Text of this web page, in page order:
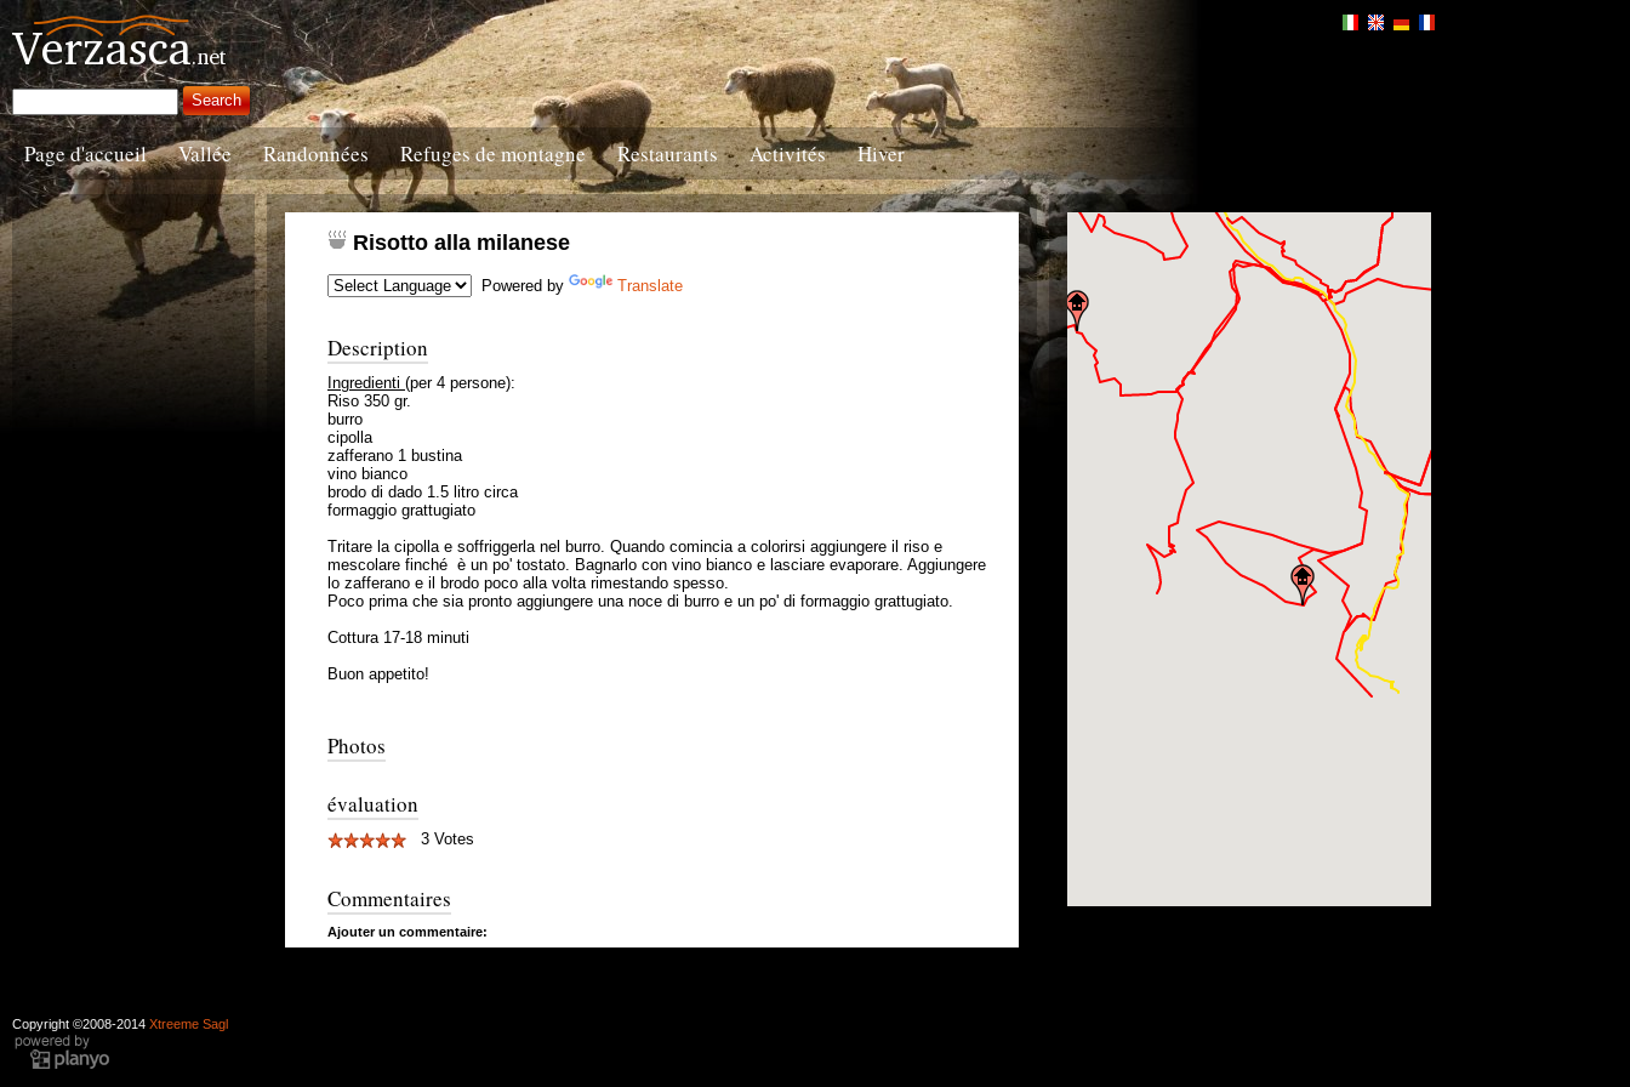
Page d'accueil Vallée Randonnées Refuges de montagne Restaurants Activités Hiver
Risotto alla milanese
Powered by Translate
Description
Ingredienti (per 4 persone):
Riso 350 gr.
burro
cipolla
zafferano 1 bustina
vino bianco
brodo di dado 1.5 litro circa
formaggio grattugiato
Tritare la cipolla e soffriggerla nel burro. Quando comincia a colorirsi aggiungere il riso e
mescolare finché è un po' tostato. Bagnarlo con vino bianco e lasciare evaporare. Aggiungere
lo zafferano e il brodo poco alla volta rimestando spesso.
Poco prima che sia pronto aggiungere una noce di burro e un po' di formaggio grattugiato.
Cottura 17-18 minuti
Buon appetito!
Photos
évaluation
3 Votes
Commentaires
Ajouter un commentaire:
Copyright ©2008-2014 Xtreeme Sagl